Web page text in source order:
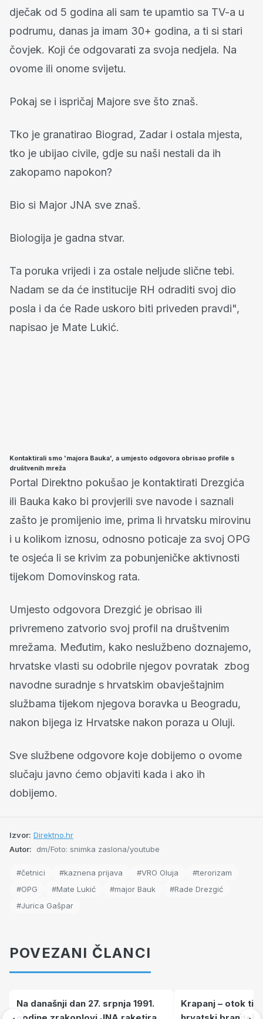
dječak od 5 godina ali sam te upamtio sa TV-a u
podrumu, danas ja imam 30+ godina, a ti si stari
čovjek. Koji će odgovarati za svoja nedjela. Na
ovome ili onome svijetu.
Pokaj se i ispričaj Majore sve što znaš.
Tko je granatirao Biograd, Zadar i ostala mjesta,
tko je ubijao civile, gdje su naši nestali da ih
zakopamo napokon?
Bio si Major JNA sve znaš.
Biologija je gadna stvar.
Ta poruka vrijedi i za ostale neljude slične tebi.
Nadam se da će institucije RH odraditi svoj dio
posla i da će Rade uskoro biti priveden pravdi",
napisao je Mate Lukić.
Kontaktirali smo 'majora Bauka', a umjesto odgovora obrisao profile s
društvenih mreža
Portal Direktno pokušao je kontaktirati Drezgića
ili Bauka kako bi provjerili sve navode i saznali
zašto je promijenio ime, prima li hrvatsku mirovinu
i u kolikom iznosu, odnosno poticaje za svoj OPG
te osjeća li se krivim za pobunjeničke aktivnosti
tijekom Domovinskog rata.
Umjesto odgovora Drezgić je obrisao ili
privremeno zatvorio svoj profil na društvenim
mrežama. Međutim, kako neslužbeno doznajemo,
hrvatske vlasti su odobrile njegov povratak zbog
navodne suradnje s hrvatskim obavještajnim
službama tijekom njegova boravka u Beogradu,
nakon bijega iz Hrvatske nakon poraza u Oluji.
Sve službene odgovore koje dobijemo o ovome
slučaju javno ćemo objaviti kada i ako ih
dobijemo.
Izvor: Direktno.hr
Autor:
dm/Foto: snimka zaslona/youtube
#četnici #kaznena prijava #VRO Oluja
#terorizam
#OPG
#Mate Lukić #major Bauk
#Rade Drezgić
#Jurica Gašpar
POVEZANI ČLANCI
Na današnji dan 27. srpnja 1991.
Krapanj – otok